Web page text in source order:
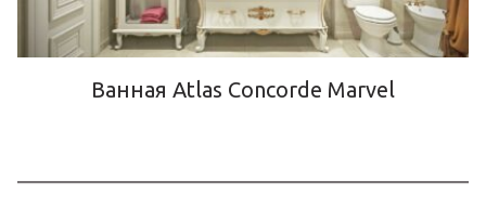
Ванная Atlas Concorde Marvel